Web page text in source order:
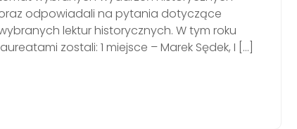
odpowiadali na pytania dotyczące
lektur historycznych. W tym roku
zostali: 1 miejsce – Marek Sędek, I […]